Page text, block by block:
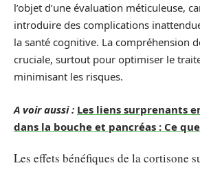
l’objet d’une évaluation méticuleuse,
introduire des complications
la santé cognitive. La compréhension
cruciale, surtout pour optimiser le
minimisant les risques.
A voir aussi : Les liens surprenants
dans la bouche et pancréas : Ce
Les effets bénéfiques de la cortisone